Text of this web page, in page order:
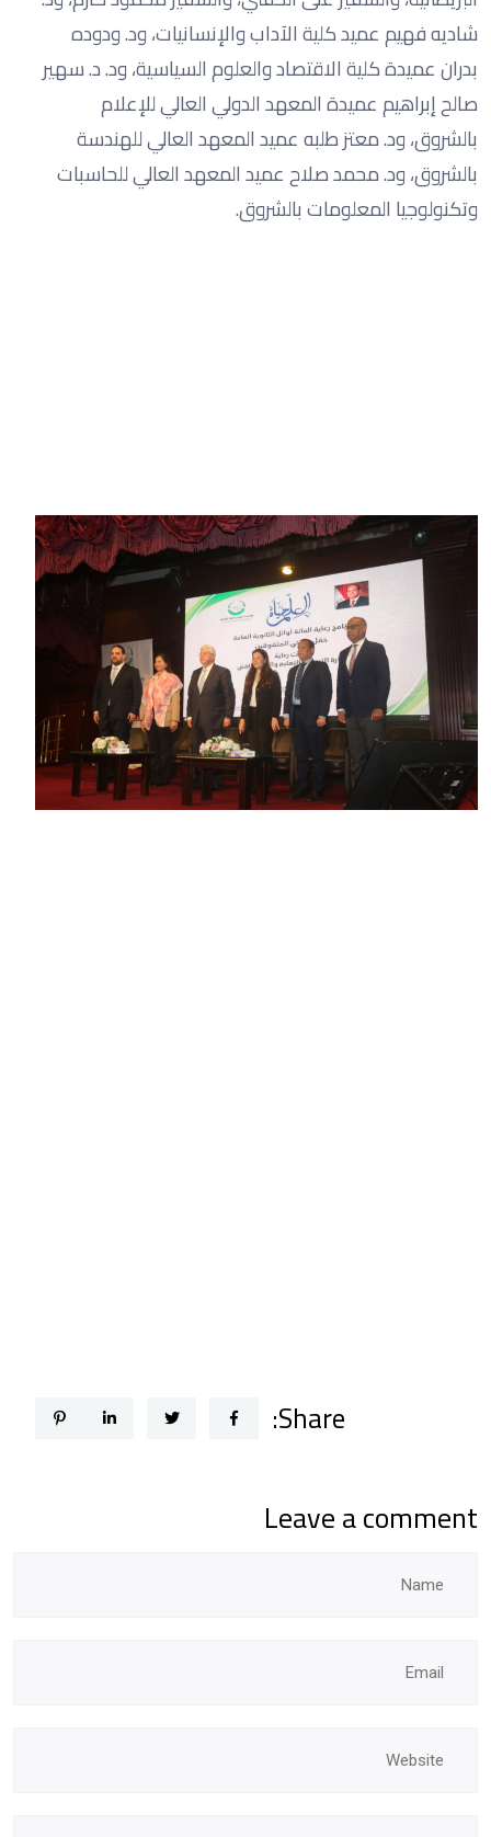
شاديه فهيم عميد كلية الآداب والإنسانيات، ود. ودوده
بدران عميدة كلية الاقتصاد والعلوم السياسية، ود. د. سهير
صالح إبراهيم عميدة المعهد الدولي العالي للإعلام
بالشروق، ود. معتز طلبه عميد المعهد العالي للهندسة
بالشروق، ود. محمد صلاح عميد المعهد العالي للحاسبات
وتكنولوجيا المعلومات بالشروق.
Share:
Leave a comment